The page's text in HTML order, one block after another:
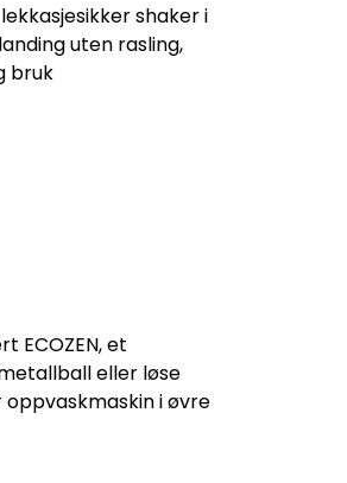
shaker i
uten rasling,
bruk
ECOZEN, et
eller løse
i øvre